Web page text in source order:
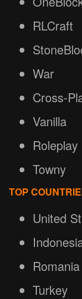
RLCraft
War
Cross-
Vanilla
Roleplay
Towny
TOP
United
Romania
Turkey